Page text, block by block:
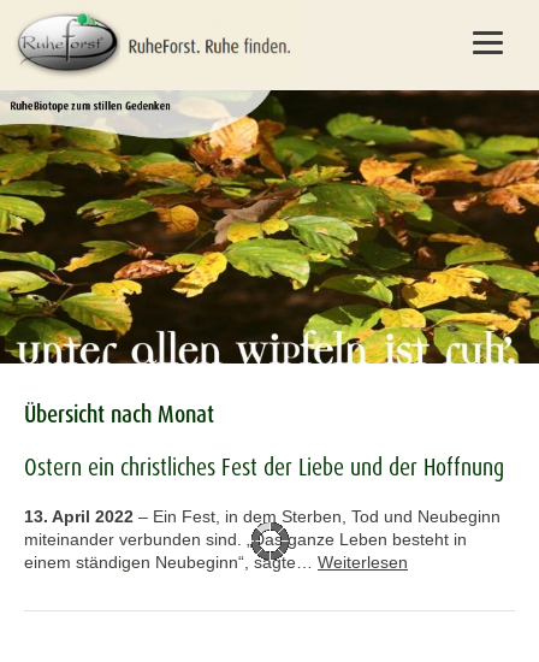
Übersicht nach Monat
Ostern ein christliches Fest der Liebe und der Hoffnung
13. April 2022 – Ein Fest, in dem Sterben, Tod und Neubeginn
miteinander verbunden sind. „Das ganze Leben besteht in
einem ständigen Neubeginn“, sagte… Weiterlesen